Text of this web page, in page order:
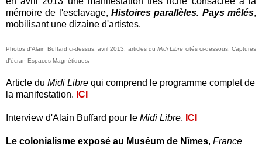
mémoire de l'esclavage, Histoires parallèles. Pays mêlés,
mobilisant une dizaine d'artistes.
Photos d'Alain Buffard ci-dessus, avril 2013, articles du Midi Libre cités ci-dessous, Captures
d'écran Espaces Magnétiques.
Article du Midi Libre qui comprend le programme complet de
la manifestation. ICI
Interview d'Alain Buffard pour le Midi Libre. ICI
Le colonialisme exposé au Muséum de Nîmes, France